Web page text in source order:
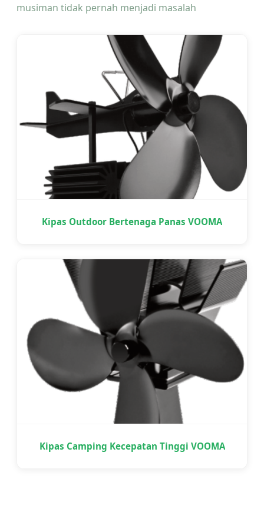
musiman tidak pernah menjadi masalah
Kipas Outdoor Bertenaga Panas VOOMA
Kipas Camping Kecepatan Tinggi VOOMA